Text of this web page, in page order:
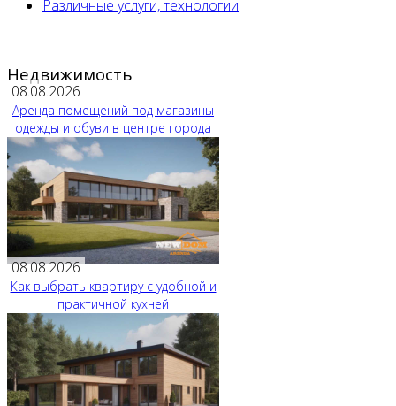
Различные услуги, технологии
Недвижимость
08.08.2026
Аренда помещений под магазины
одежды и обуви в центре города
08.08.2026
Как выбрать квартиру с удобной и
практичной кухней